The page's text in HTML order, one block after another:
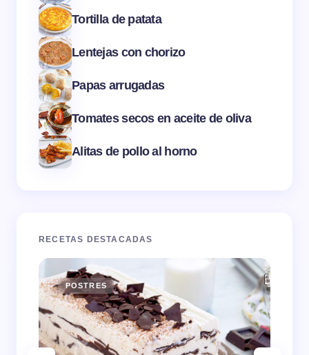
Tortilla de patata
Lentejas con chorizo
Papas arrugadas
Tomates secos en aceite de oliva
Alitas de pollo al horno
RECETAS DESTACADAS
POSTRES